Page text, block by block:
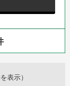
表示）